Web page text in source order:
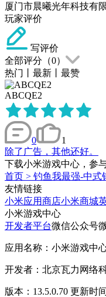
厦门市晨曦光年科技有
玩家评价
写评价
全部评分（0）
热门
最新 最赞
ABCQE2
0
1
除了广告，其他还好。
下载小米游戏中心，参
首页 > 钓鱼我最强-中式
友情链接
小米应用商店小米商城
小米游戏中心
开发者平台微信公众号
应用名称：小米游戏中
开发者：北京瓦力网络
版本：13.5.0.70 更新时